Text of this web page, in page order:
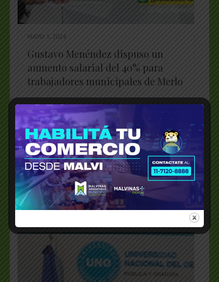
MAYO 1, 2024
Gustavo Menéndez dispuso un
aumento salarial del 40% para
trabajadores municipales de Merlo
WhatsApp
X Telegram
Facebook
Messenger
Bluesky
PrintFriendly
Share
Estado presente y Justicia Social | Lo
anunció el Intendente Gustavo Menéndez en
vísperas del Día del Trabajador, junto …